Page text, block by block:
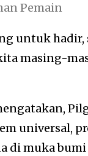
Pemain
untuk
masing-
universal,
di muka